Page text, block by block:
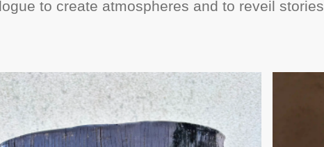
to create atmospheres and to reveil stories